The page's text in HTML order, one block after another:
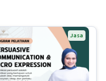
Jasa